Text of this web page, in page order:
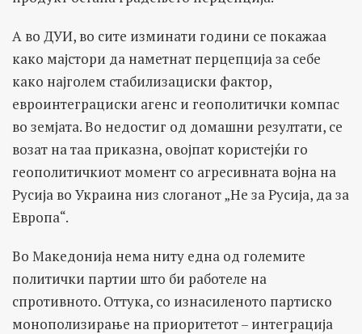
А во ДУИ, во сите изминати години се покажаа
како мајстори да наметнат перцепција за себе
како најголем стабилизациски фактор,
евроинтеграциски агенс и геополитички компас
во земјата. Во недостиг од домашни резултати, се
возат на таа приказна, овојпат користејќи го
геополитичкиот момент со агресивната војна на
Русија во Украина низ слоганот „Не за Русија, да за
Европа“.
Во Македонија нема ниту една од големите
политички партии што би работеле на
спротивното. Оттука, со изнасиленото партиско
монополизирање на приоритетот – интеграција